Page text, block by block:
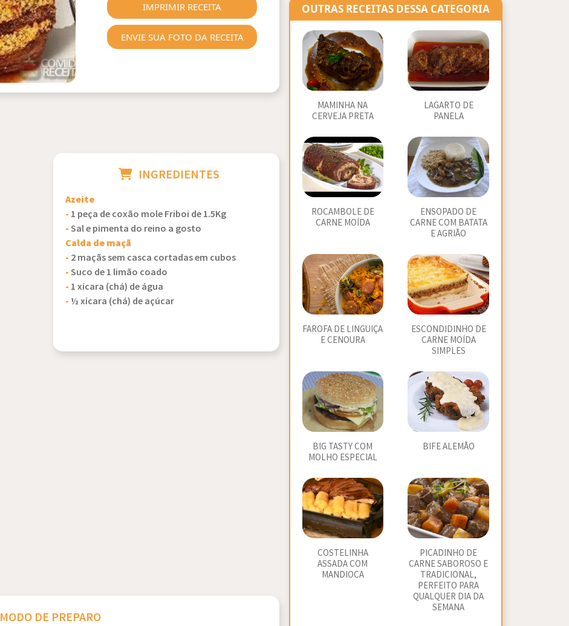
IMPRIMIR RECEITA
ENVIE SUA FOTO DA RECEITA
INGREDIENTES
Azeite
- 1 peça de coxão mole Friboi de 1.5Kg
-Sal e pimenta do reino a gosto
Calda de maçã
- 2 maçãs sem casca cortadas em cubos
-Suco de 1 limão coado
- 1 xícara (chá) de água
-½ xícara (chá) de açúcar
MODO DE PREPARO
OUTRAS RECEITAS DESSA CATEGORIA
MAMINHA NA
CERVEJA PRETA
LAGARTO DE
PANELA
ROCAMBOLE DE
CARNE MOÍDA
ENSOPADO DE
CARNE COM BATATA
E AGRIÃO
FAROFA DE LINGUIÇA
E CENOURA
ESCONDIDINHO DE
CARNE MOÍDA
SIMPLES
BIG TASTY COM
MOLHO ESPECIAL
BIFE ALEMÃO
COSTELINHA
ASSADA COM
MANDIOCA
PICADINHO DE
CARNE SABOROSO E
TRADICIONAL,
PERFEITO PARA
QUALQUER DIA DA
SEMANA